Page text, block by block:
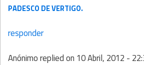
PADESCO DE VERTIGO.
responder
Anónimoreplied on 10 Abril, 2012 -